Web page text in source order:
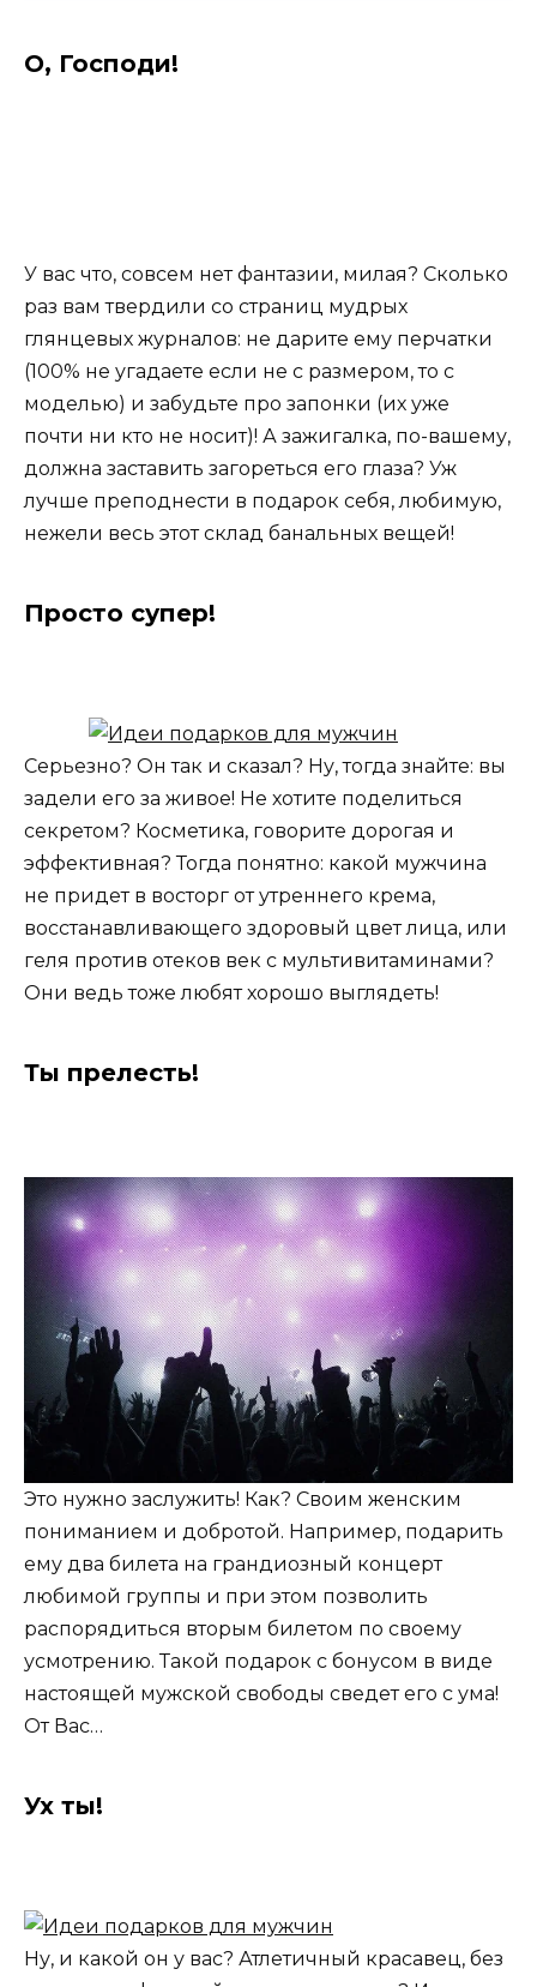
О, Господи!
У вас что, совсем нет фантазии, милая? Сколько
раз вам твердили со страниц мудрых
глянцевых журналов: не дарите ему перчатки
(100% не угадаете если не с размером, то с
моделью) и забудьте про запонки (их уже
почти ни кто не носит)! А зажигалка, по-вашему,
должна заставить загореться его глаза? Уж
лучше преподнести в подарок себя, любимую,
нежели весь этот склад банальных вещей!
Просто супер!
Серьезно? Он так и сказал? Ну, тогда знайте: вы
задели его за живое! Не хотите поделиться
секретом? Косметика, говорите дорогая и
эффективная? Тогда понятно: какой мужчина
не придет в восторг от утреннего крема,
восстанавливающего здоровый цвет лица, или
геля против отеков век с мультивитаминами?
Они ведь тоже любят хорошо выглядеть!
Ты прелесть!
Это нужно заслужить! Как? Своим женским
пониманием и добротой. Например, подарить
ему два билета на грандиозный концерт
любимой группы и при этом позволить
распорядиться вторым билетом по своему
усмотрению. Такой подарок с бонусом в виде
настоящей мужской свободы сведет его с ума!
От Вас…
Ух ты!
Ну, и какой он у вас? Атлетичный красавец, без